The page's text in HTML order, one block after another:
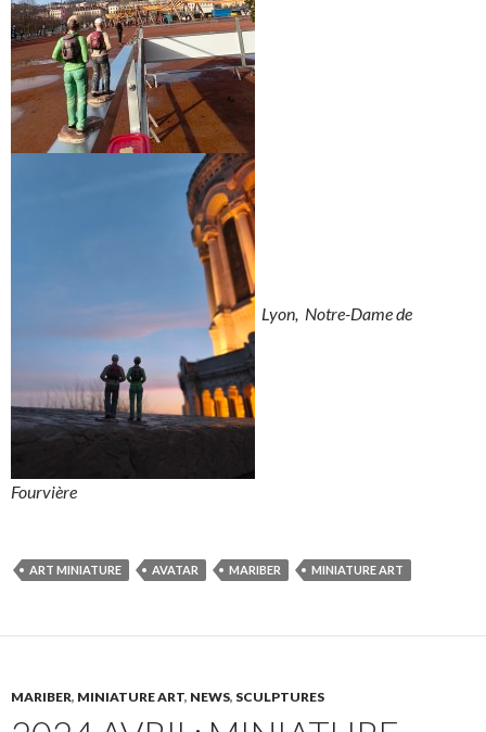
Lyon, Notre-Dame de
Fourvière
ART MINIATURE AVATAR MARIBER MINIATURE ART
MARIBER, MINIATURE ART, NEWS, SCULPTURES